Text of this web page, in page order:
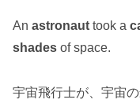
An astronaut took a
shades of space.
宇宙飛行士が、宇宙